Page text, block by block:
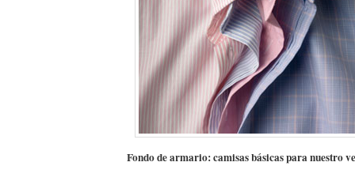
Fondo de armario: camisas básicas para nuestro